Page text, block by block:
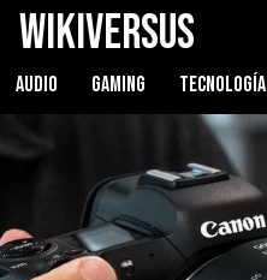
WikiVersus
AUDIO GAMING TECNOLOGÍA